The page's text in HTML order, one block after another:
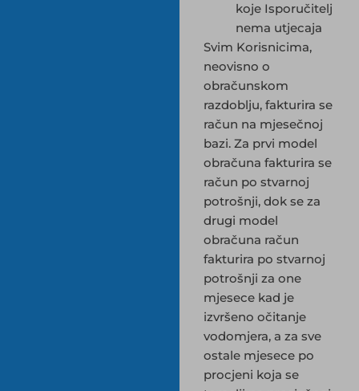
koje Isporučitelj
nema utjecaja
Svim Korisnicima,
neovisno o
obračunskom
razdoblju, fakturira se
račun na mjesečnoj
bazi. Za prvi model
obračuna fakturira se
račun po stvarnoj
potrošnji, dok se za
drugi model
obračuna račun
fakturira po stvarnoj
potrošnji za one
mjesece kad je
izvršeno očitanje
vodomjera, a za sve
ostale mjesece po
procjeni koja se